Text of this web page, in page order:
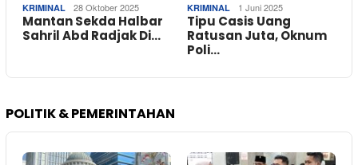
KRIMINAL 28 Oktober 2025
Mantan Sekda Halbar
Sahril Abd Radjak Di…
KRIMINAL 1 Juni 2025
Tipu Casis Uang
Ratusan Juta, Oknum
Poli…
POLITIK & PEMERINTAHAN